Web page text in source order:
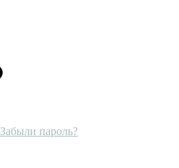
Забыли пароль?